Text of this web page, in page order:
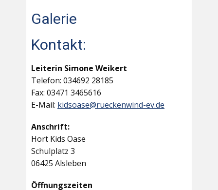
Galerie
Kontakt:
Leiterin Simone Weikert
Telefon: 034692 28185
Fax: 03471 3465616
E-Mail: kidsoase@rueckenwind-ev.de
Anschrift:
Hort Kids Oase
Schulplatz 3
06425 Alsleben
Öffnungszeiten